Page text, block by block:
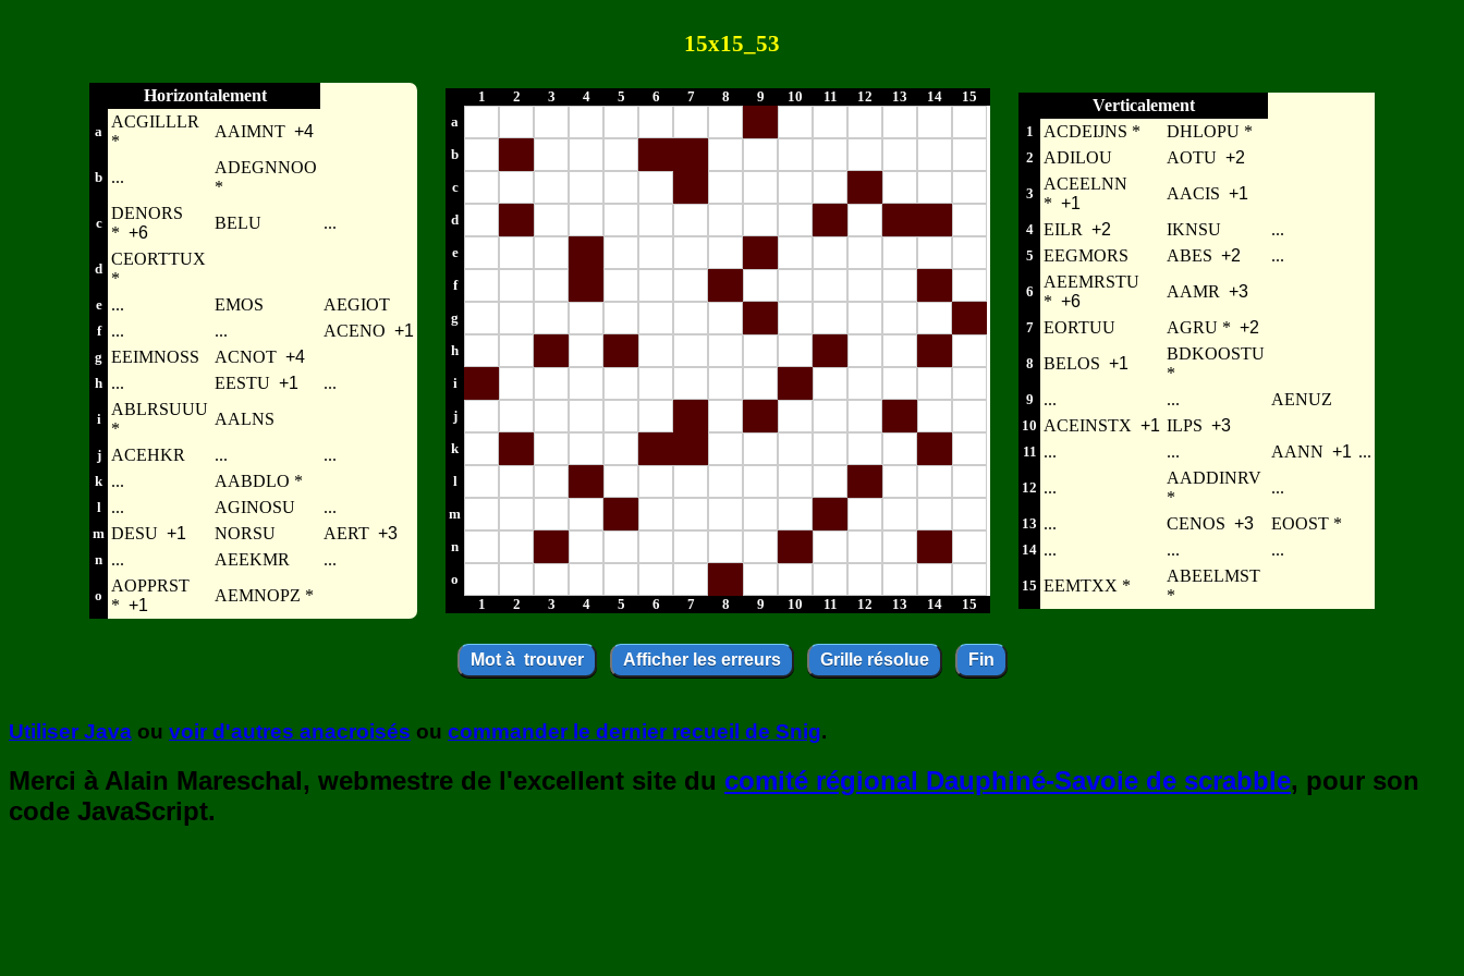
15x15_53
Horizontalement
a
ACGILLLR
*
AAIMNT +4
b ...
ADEGNNOO
*
c
DENORS
* +6
BELU ...
d
CEORTTUX
*
e ... EMOS AEGIOT
f ... ... ACENO +1
g EEIMNOSS ACNOT +4
h ... EESTU +1 ...
i
ABLRSUUU
*
AALNS
j ACEHKR ... ...
k ... AABDLO *
l ... AGINOSU ...
m DESU +1 NORSU AERT +3
n ... AEEKMR ...
o
AOPPRST
* +1
AEMNOPZ *
1 2 3 4 5 6 7 8 9 10 11 12 13 14
15
a
b
c
d
e
f
g
h
i
j
k
l
m
n
o
1
2 3 4 5 6 7 8 9 10 11 12 13 14 15
Verticalement
1 ACDEIJNS * DHLOPU *
2 ADILOU AOTU +2
3
ACEELNN
* +1
AACIS +1
4 EILR +2 IKNSU ...
5 EEGMORS ABES +2 ...
6
AEEMRSTU
* +6
AAMR +3
7 EORTUU AGRU * +2
8 BELOS +1
BDKOOSTU
*
9 ... ... AENUZ
10 ACEINSTX +1 ILPS +3
11 ... ... AANN +1 ...
12 ...
AADDINRV
*
...
13 ... CENOS +3 EOOST *
14 ... ... ...
15 EEMTXX *
ABEELMST
*
Utiliser Java ou voir d'autres anacroisés ou commander le dernier recueil de Snig.
Merci à Alain Mareschal, webmestre de l'excellent site du comité régional Dauphiné-Savoie de scrabble, pour son
code JavaScript.